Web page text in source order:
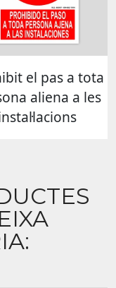
el pas a tota
aliena a les